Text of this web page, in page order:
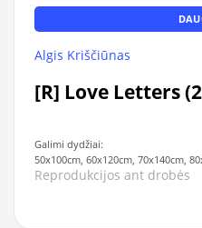
Algis Kriščiūnas
[R] Love Letters
Galimi dydžiai:
50x100cm, 60x120cm, 70x140cm,
Reprodukcijos ant drobės